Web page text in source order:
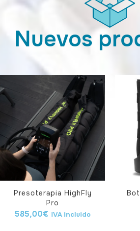
Nuevos
Presoterapia HighFly
Pro
585,00€ IVA incluido